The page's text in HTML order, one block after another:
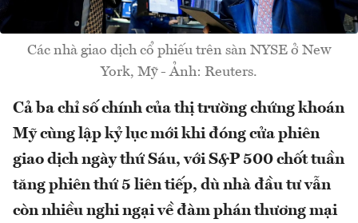
Các nhà giao dịch cổ phiếu trên sàn NYSE ở New
York, Mỹ - Ảnh: Reuters.
Cả ba chỉ số chính của thị trường chứng khoán
Mỹ cùng lập kỷ lục mới khi đóng cửa phiên
giao dịch ngày thứ Sáu, với S&P 500 chốt tuần
tăng phiên thứ 5 liên tiếp, dù nhà đầu tư vẫn
còn nhiều nghi ngại về đàm phán thương mại